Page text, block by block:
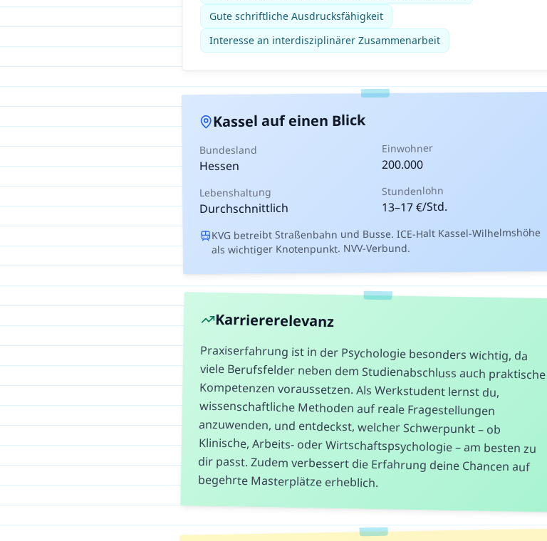
Gute schriftliche Ausdrucksfähigkeit
Interesse an interdisziplinärer Zusammenarbeit
Kassel auf einen Blick
Bundesland
Hessen
Einwohner
200.000
Lebenshaltung
Durchschnittlich
Stundenlohn
13–17€/Std.
KVG betreibt Straßenbahn und Busse. ICE-Halt Kassel-Wilhelmshöhe
als wichtiger Knotenpunkt. NVV-Verbund.
Karriererelevanz
Praxiserfahrung ist in der Psychologie besonders wichtig, da
viele Berufsfelder neben dem Studienabschluss auch praktische
Kompetenzen voraussetzen. Als Werkstudent lernst du,
wissenschaftliche Methoden auf reale Fragestellungen
anzuwenden, und entdeckst, welcher Schwerpunkt – ob
Klinische, Arbeits- oder Wirtschaftspsychologie – am besten zu
dir passt. Zudem verbessert die Erfahrung deine Chancen auf
begehrte Masterplätze erheblich.